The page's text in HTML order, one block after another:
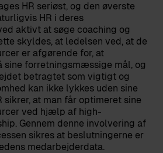
HR seriøst, og den øverste
HR i deres
aktivt at søge coaching og
skyldes, at ledelsen ved, at de
er afgørende for, at
sine forretningsmæssige mål, og
betragtet som vigtigt og
kan ikke lykkes uden sine
sikrer, at man får optimeret sine
ved hjælp af high-
Gennem denne involvering af
sikres at beslutningerne er
medarbejderdata.